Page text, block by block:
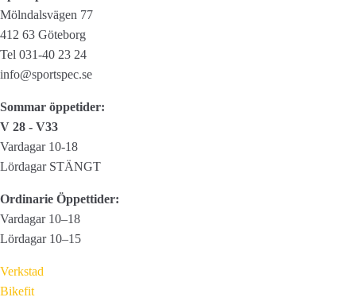
Mölndalsvägen 77
412 63 Göteborg
Tel 031-40 23 24
info@sportspec.se
Sommar öppetider:
V 28 - V33
Vardagar 10-18
Lördagar STÄNGT
Ordinarie Öppettider:
Vardagar 10–18
Lördagar 10–15
Verkstad
Bikefit